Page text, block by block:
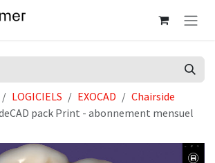
LOGICIELS EXOCAD
Chairside
pack Print - abonnement mensuel